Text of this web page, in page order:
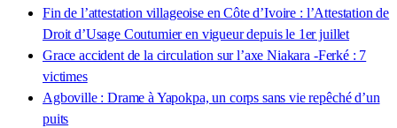
Fin de l’attestation villageoise en Côte d’Ivoire : l’Attestation de
Droit d’Usage Coutumier en vigueur depuis le 1er juillet
Grace accident de la circulation sur l’axe Niakara -Ferké : 7
victimes
Agboville : Drame à Yapokpa, un corps sans vie repêché d’un
puits